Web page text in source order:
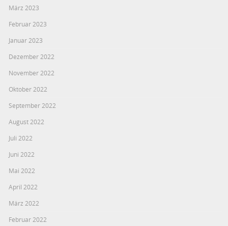
März 2023
Februar 2023
Januar 2023
Dezember 2022
November 2022
Oktober 2022
September 2022
August 2022
Juli 2022
Juni 2022
Mai 2022
April 2022
März 2022
Februar 2022